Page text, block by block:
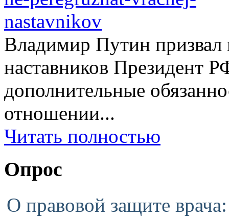
Владимир Путин призвал
наставников Президент
дополнительные
отношении...
Читать полностью
Опрос
О правовой защите врача: